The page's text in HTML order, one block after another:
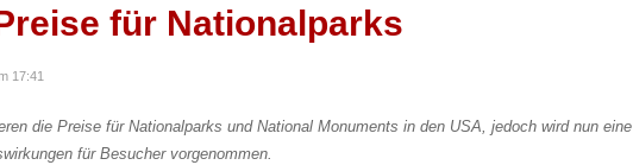
für Nationalparks
17:41
die Preise für Nationalparks und National Monuments in den USA, jedoch wird nun eine
für Besucher vorgenommen.